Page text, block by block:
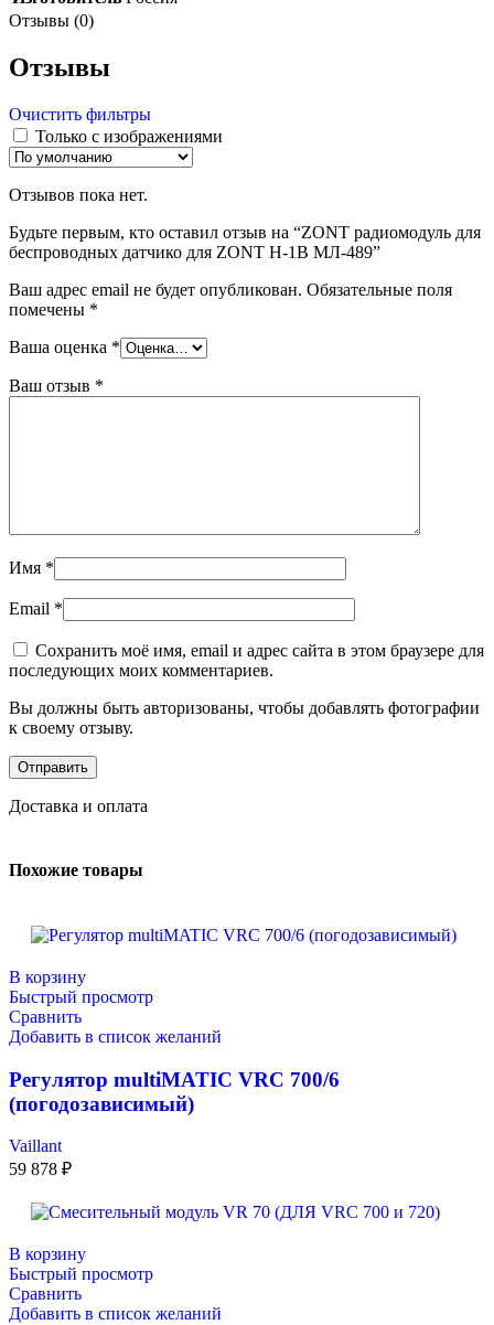
Отзывы (0)
Отзывы
Очистить фильтры
Только с изображениями
Отзывов пока нет.
Будьте первым, кто оставил отзыв на “ZONT радиомодуль для
беспроводных датчико для ZONT H-1B МЛ-489”
Ваш адрес email не будет опубликован. Обязательные поля
помечены *
Ваша оценка *
Ваш отзыв *
Имя *
Email *
Сохранить моё имя, email и адрес сайта в этом браузере для
последующих моих комментариев.
Вы должны быть авторизованы, чтобы добавлять фотографии
к своему отзыву.
Доставка и оплата
Похожие товары
В корзину
Быстрый просмотр
Сравнить
Добавить в список желаний
Регулятор multiMATIC VRC 700/6
(погодозависимый)
Vaillant
59 878 ₽
В корзину
Быстрый просмотр
Сравнить
Добавить в список желаний